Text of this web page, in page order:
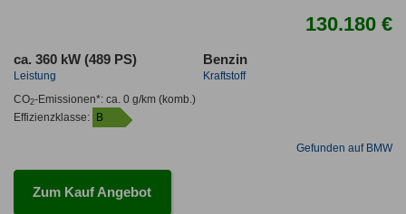
130.180 €
ca. 360 kW (489 PS)
Leistung
Benzin
Kraftstoff
CO2-Emissionen*: ca. 0 g/km(komb.)
Effizienzklasse:
B
Gefunden auf BMW
Zum Kauf Angebot